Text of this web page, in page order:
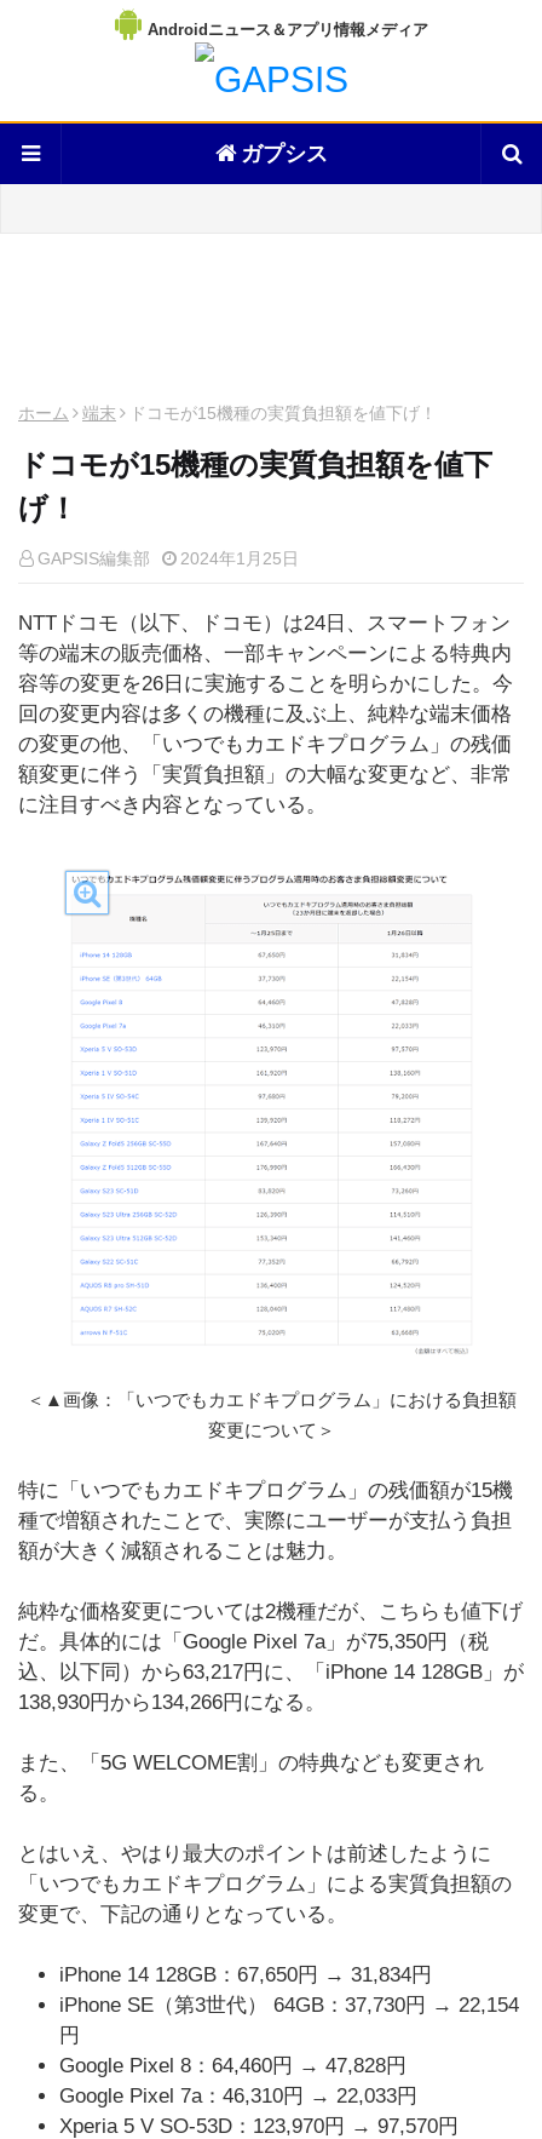
Androidニュース＆アプリ情報メディア
ガプシス
ホーム 端末 ドコモが15機種の実質負担額を値下げ！
ドコモが15機種の実質負担額を値下
げ！
GAPSIS編集部 2024年1月25日
NTTドコモ（以下、ドコモ）は24日、スマートフォン
等の端末の販売価格、一部キャンペーンによる特典内
容等の変更を26日に実施することを明らかにした。今
回の変更内容は多くの機種に及ぶ上、純粋な端末価格
の変更の他、「いつでもカエドキプログラム」の残価
額変更に伴う「実質負担額」の大幅な変更など、非常
に注目すべき内容となっている。
＜▲画像：「いつでもカエドキプログラム」における負担額
変更について＞
特に「いつでもカエドキプログラム」の残価額が15機
種で増額されたことで、実際にユーザーが支払う負担
額が大きく減額されることは魅力。
純粋な価格変更については2機種だが、こちらも値下げ
だ。具体的には「Google Pixel 7a」が75,350円（税
込、以下同）から63,217円に、「iPhone 14 128GB」が
138,930円から134,266円になる。
また、「5G WELCOME割」の特典なども変更され
る。
とはいえ、やはり最大のポイントは前述したように
「いつでもカエドキプログラム」による実質負担額の
変更で、下記の通りとなっている。
iPhone 14 128GB：67,650円 → 31,834円
iPhone SE（第3世代） 64GB：37,730円 → 22,154
円
Google Pixel 8：64,460円 → 47,828円
Google Pixel 7a：46,310円 → 22,033円
Xperia 5 V SO-53D：123,970円 → 97,570円